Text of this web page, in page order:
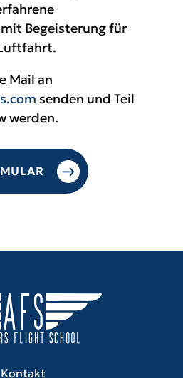
Begeisterung für
Mail an
senden und Teil
werden.
Kontakt